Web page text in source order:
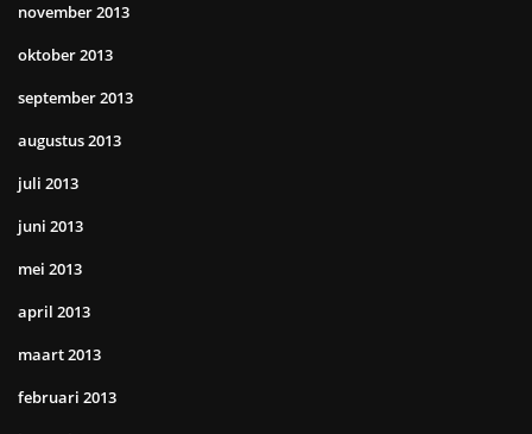
november 2013
oktober 2013
september 2013
augustus 2013
juli 2013
juni 2013
mei 2013
april 2013
maart 2013
februari 2013